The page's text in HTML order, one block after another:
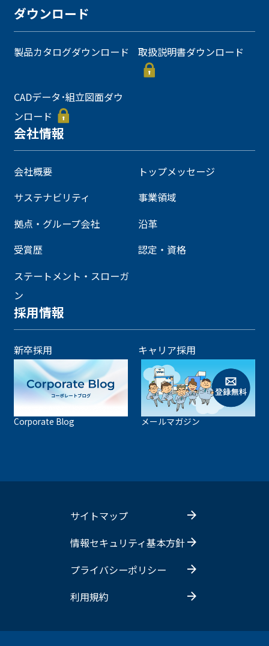
ダウンロード
製品カタログダウンロード 取扱説明書ダウンロード
CADデータ･組立図面ダウ
ンロード
会社情報
会社概要
トップメッセージ
サステナビリティ
事業領域
拠点・グループ会社
沿革
受賞歴
認定・資格
ステートメント・スローガ
ン
採用情報
新卒採用 キャリア採用
Corporate Blog メールマガジン
サイトマップ
情報セキュリティ基本方針
プライバシーポリシー
利用規約